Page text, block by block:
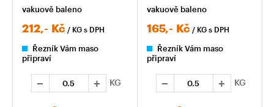
PLÁTKY
vakuově baleno
212,- Kč / KG s DPH
Řezník Vám maso
připraví
KG
vakuově baleno
165,- Kč / KG s DPH
Řezník Vám maso
připraví
KG